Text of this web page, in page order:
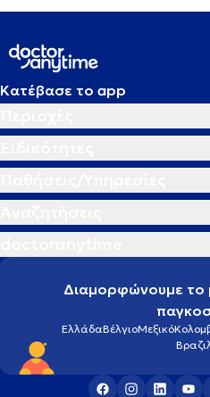
Κατέβασε το app
Διαμορφώνουμε το
ΕλλάδαΒέλγιοΜεξικό